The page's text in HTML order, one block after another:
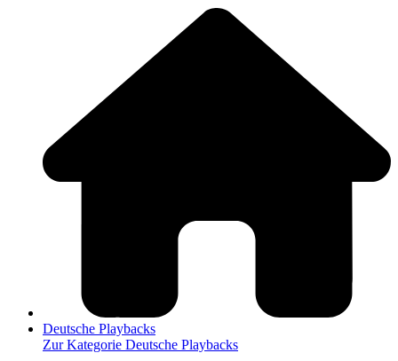
Deutsche Playbacks
Zur Kategorie Deutsche Playbacks